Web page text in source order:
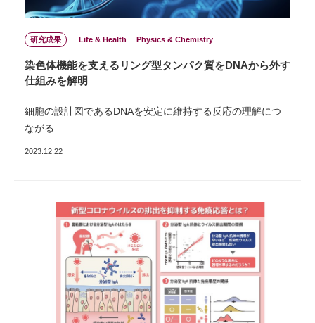
研究成果 Life & Health Physics & Chemistry
染色体機能を支えるリング型タンパク質をDNAから外す
仕組みを解明
細胞の設計図であるDNAを安定に維持する反応の理解につ
ながる
2023.12.22